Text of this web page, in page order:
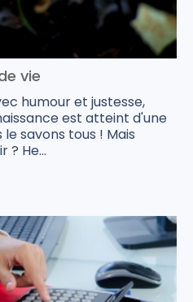
vie
humour et justesse,
est atteint d'une
savons tous ! Mais
? He...